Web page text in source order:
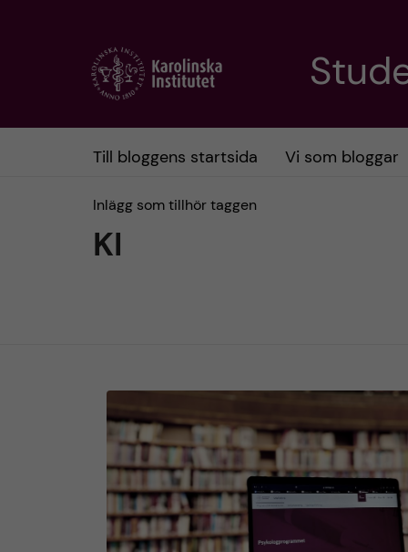
Till bloggens startsida Vi som bloggar
Inlägg som tillhör taggen
KI